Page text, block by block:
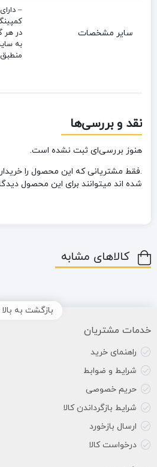
سایر مشخصات
–
در هر
به
نقد و بررسی‌ها
هنوز بررسی‌ای ثبت نشده است.
.فقط مشتریانی که این محصول را
شده اند میتوانند برای این محصول
کالاهای مشابه
بازگشت به بالا
خدمات مشتریان
راهنمای خرید
شرایط و ضوابط
حریم خصوصی
شرایط بازگرداندن کالا
ارسال بازخورد
درخواست کالا